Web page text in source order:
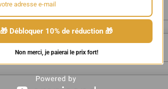
🎁 Débloquer 10% de réduction 🎁
Non merci, je paierai le prix fort!